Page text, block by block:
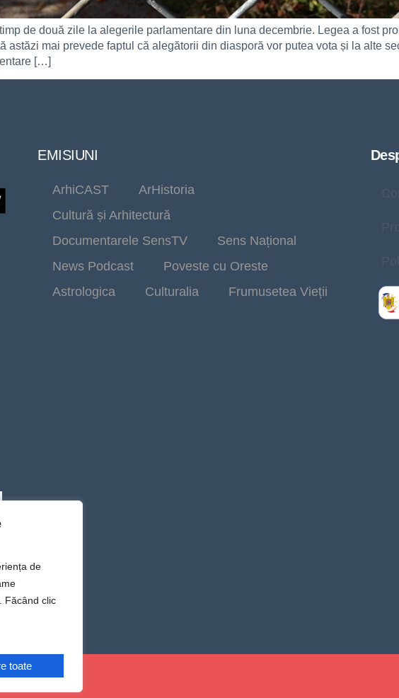
de
Făcând clic
toate
de două zile la alegerile parlamentare din luna decembrie. Legea a fost
astăzi mai prevede faptul că alegătorii din diasporă vor putea vota și la alte
[…]
EMISIUNI
ArhiCAST
ArHistoria
Cultură și Arhitectură
Documentarele SensTV
Sens Național
News Podcast
Poveste cu Oreste
Astrologica
Culturalia Frumusetea Vieții